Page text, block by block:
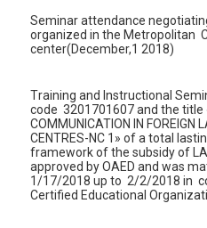
Seminar attendance
organized in the Metropolitan
center(December,1 2018)
Τraining and Instructional
code 3201701607 and the title
COMMUNICATION IN FOREIGN
CENTRES-ΝC 1» of a total
framework of the subsidy of
approved by OAED and was
1/17/2018 up to 2/2/2018 in
Certified Educational